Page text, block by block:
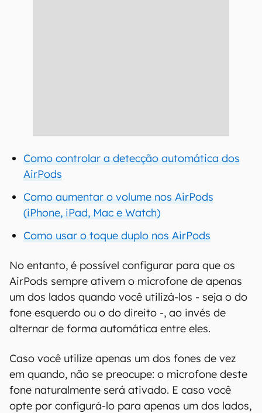
Como controlar a detecção automática dos
AirPods
Como aumentar o volume nos AirPods
(iPhone, iPad, Mac e Watch)
Como usar o toque duplo nos AirPods
No entanto, é possível configurar para que os
AirPods sempre ativem o microfone de apenas
um dos lados quando você utilizá-los - seja o do
fone esquerdo ou o do direito -, ao invés de
alternar de forma automática entre eles.
Caso você utilize apenas um dos fones de vez
em quando, não se preocupe: o microfone deste
fone naturalmente será ativado. E caso você
opte por configurá-lo para apenas um dos lados,